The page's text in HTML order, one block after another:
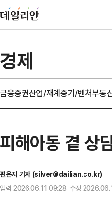
경제
금융증권산업/재계중기/벤처부동
피해아동 곁 상
편은지 기자 (silver@dailian.co.kr)
입력 2026.06.11 09:28 수정